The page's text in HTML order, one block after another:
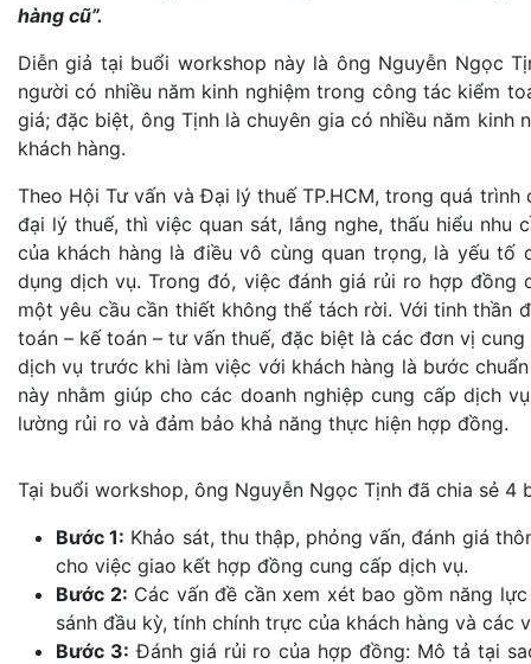
hàng cũ”.
Diễn giả tại buổi workshop này là ông Nguyễn Ngọc
người có nhiều năm kinh nghiệm trong công tác kiểm
giá; đặc biệt, ông Tịnh là chuyên gia có nhiều năm
khách hàng.
Theo Hội Tư vấn và Đại lý thuế TP.HCM, trong quá
đại lý thuế, thì việc quan sát, lắng nghe, thấu hiểu
của khách hàng là điều vô cùng quan trọng, là yếu
dụng dịch vụ. Trong đó, việc đánh giá rủi ro hợp
một yêu cầu cần thiết không thể tách rời. Với tinh thần
toán – kế toán – tư vấn thuế, đặc biệt là các đơn vị
dịch vụ trước khi làm việc với khách hàng là bước
này nhằm giúp cho các doanh nghiệp cung cấp dịch
lường rủi ro và đảm bảo khả năng thực hiện hợp đồng.
Tại buổi workshop, ông Nguyễn Ngọc Tịnh đã chia sẻ
Bước 1: Khảo sát, thu thập, phỏng vấn, đánh giá
cho việc giao kết hợp đồng cung cấp dịch vụ.
Bước 2: Các vấn đề cần xem xét bao gồm năng
sánh đầu kỳ, tính chính trực của khách hàng và các
Bước 3: Đánh giá rủi ro của hợp đồng: Mô tả tại